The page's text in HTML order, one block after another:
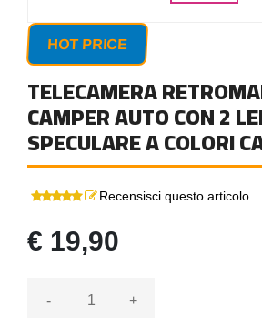
HOT PRICE
TELECAMERA
CAMPER AUTO CON 2
SPECULARE A COLORI
Recensisci questo articolo
€ 19,90
- +